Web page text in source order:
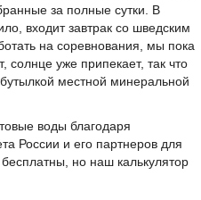
за полные сутки. В
входит завтрак со шведским
на соревнования, мы пока
солнце уже припекает, так что
местной минеральной
воды благодаря
России и его партнеров для
но наш калькулятор